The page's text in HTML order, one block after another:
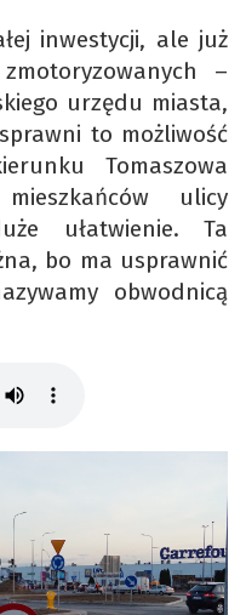
inwestycji, ale już
–
urzędu miasta,
to możliwość
Tomaszowa
ulicy
ułatwienie. Ta
bo ma usprawnić
obwodnicą